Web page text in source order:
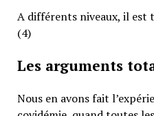
A différents niveaux, il est
(4)
Les arguments
Nous en avons fait